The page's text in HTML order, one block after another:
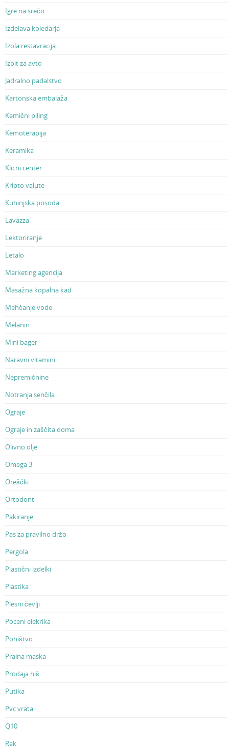
Igre na srečo
Izdelava koledarja
Izola restavracija
Izpit za avto
Jadralno padalstvo
Kartonska embalaža
Kemični piling
Kemoterapija
Keramika
Klicni center
Kripto valute
Kuhinjska posoda
Lavazza
Lektoriranje
Letalo
Marketing agencija
Masažna kopalna kad
Mehčanje vode
Melanin
Mini bager
Naravni vitamini
Nepremičnine
Notranja senčila
Ograje
Ograje in zaščita doma
Olivno olje
Omega 3
Oreščki
Ortodont
Pakiranje
Pas za pravilno držo
Pergola
Plastični izdelki
Plastika
Plesni čevlji
Poceni elekrika
Pohištvo
Pralna maska
Prodaja hiš
Putika
Pvc vrata
Q10
Rak